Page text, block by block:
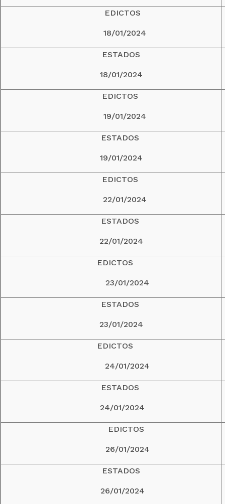
EDICTOS
18/01/2024
ESTADOS
18/01/2024
EDICTOS
19/01/2024
ESTADOS
19/01/2024
EDICTOS
22/01/2024
ESTADOS
22/01/2024
EDICTOS
23/01/2024
ESTADOS
23/01/2024
EDICTOS
24/01/2024
ESTADOS
24/01/2024
EDICTOS
26/01/2024
ESTADOS
26/01/2024